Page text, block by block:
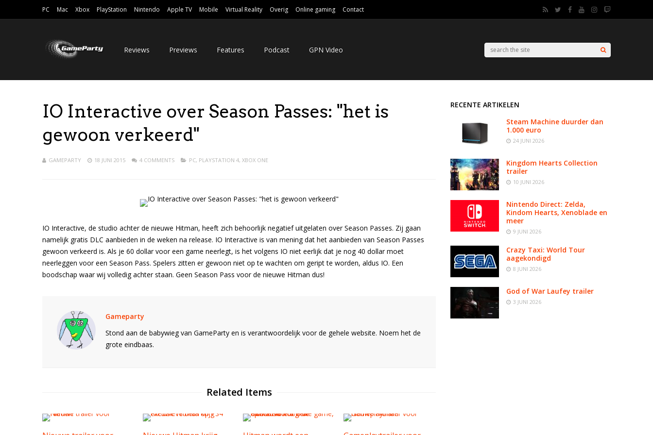
PC Mac Xbox PlayStation Nintendo Apple TV Mobile Virtual Reality Overig Online gaming Contact
Reviews Previews Features Podcast GPN Video
IO Interactive over Season Passes: "het is
gewoon verkeerd"
GAMEPARTY 18 JUNI 2015 4 COMMENTS PC, PLAYSTATION 4, XBOX ONE
IO Interactive, de studio achter de nieuwe Hitman, heeft zich behoorlijk negatief uitgelaten over Season Passes. Zij gaan
namelijk gratis DLC aanbieden in de weken na release. IO Interactive is van mening dat het aanbieden van Season Passes
gewoon verkeerd is. Als je 60 dollar voor een game neerlegt, is het volgens IO niet eerlijk dat je nog 40 dollar moet
neerleggen voor een Season Pass. Spelers zitten er gewoon niet op te wachten om geript te worden, aldus IO. Een
boodschap waar wij volledig achter staan. Geen Season Pass voor de nieuwe Hitman dus!
Gameparty
Stond aan de babywieg van GameParty en is verantwoordelijk voor de gehele website. Noem het de
grote eindbaas.
Related Items
RECENTE ARTIKELEN
Steam Machine duurder dan
1.000 euro
24 JUNI 2026
Kingdom Hearts Collection
trailer
10 JUNI 2026
Nintendo Direct: Zelda,
Kindom Hearts, Xenoblade en
meer
9 JUNI 2026
Crazy Taxi: World Tour
aagekondigd
8 JUNI 2026
God of War Laufey trailer
3 JUNI 2026